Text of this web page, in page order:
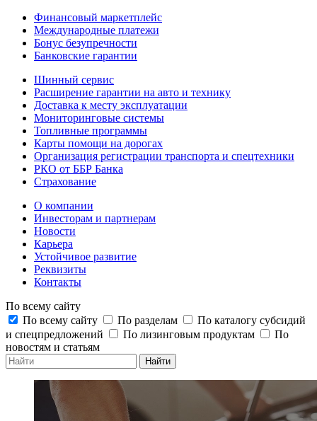
Финансовый маркетплейс
Международные платежи
Бонус безупречности
Банковские гарантии
Шинный сервис
Расширение гарантии на авто и технику
Доставка к месту эксплуатации
Мониторинговые системы
Топливные программы
Карты помощи на дорогах
Организация регистрации транспорта и спецтехники
РКО от ББР Банка
Страхование
О компании
Инвесторам и партнерам
Новости
Карьера
Устойчивое развитие
Реквизиты
Контакты
По всему сайту
По всему сайту
По разделам
По каталогу субсидий
и спецпредложений
По лизинговым продуктам
По
новостям и статьям
Найти